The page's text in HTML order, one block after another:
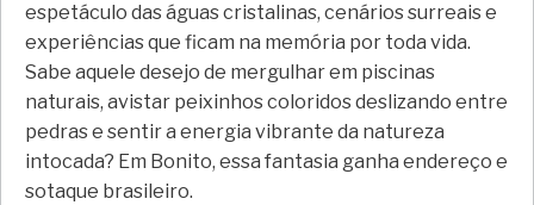
espetáculo das águas cristalinas, cenários surreais e
experiências que ficam na memória por toda vida.
Sabe aquele desejo de mergulhar em piscinas
naturais, avistar peixinhos coloridos deslizando entre
pedras e sentir a energia vibrante da natureza
intocada? Em Bonito, essa fantasia ganha endereço e
sotaque brasileiro.